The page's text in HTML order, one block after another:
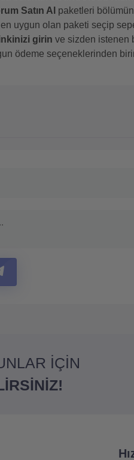
Satın Al paketleri
uygun olan paketi seçip
girin ve sizden istenen
ödeme seçeneklerinden
İÇİN